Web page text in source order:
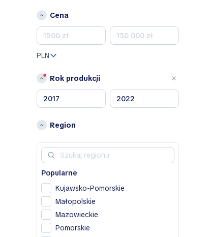
B
Bentley
C
Chevrolet
Chrysler
Citroen
Dacia
Dodge
Fiat
H
Cena
PLN
Rok produkcji
Region
Popularne
Kujawsko-Pomorskie
Małopolskie
Mazowieckie
Pomorskie